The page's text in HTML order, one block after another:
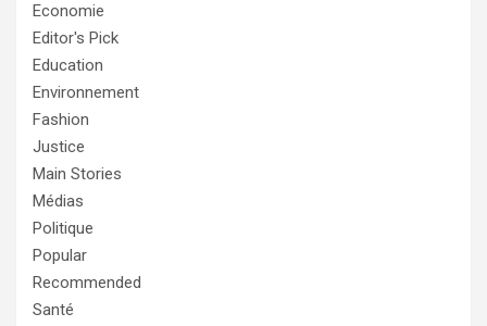
Economie
Editor's Pick
Education
Environnement
Fashion
Justice
Main Stories
Médias
Politique
Popular
Recommended
Santé